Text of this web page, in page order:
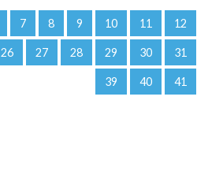
7 8 9 10 11 12
26 27 28 29 30 31
39 40 41